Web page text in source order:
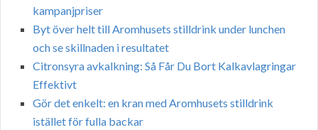
kampanjpriser
Byt över helt till Aromhusets stilldrink under lunchen
och se skillnaden i resultatet
Citronsyra avkalkning: Så Får Du Bort Kalkavlagringar
Effektivt
Gör det enkelt: en kran med Aromhusets stilldrink
istället för fulla backar